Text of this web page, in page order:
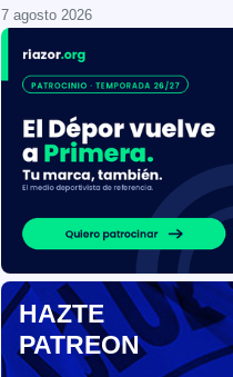
7 agosto 2026
HAZTE
PATREON